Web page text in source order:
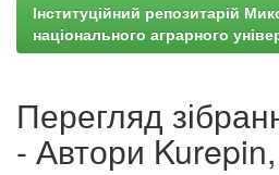
Інституційний репозитарій
національного аграрного
Перегляд
- Автори